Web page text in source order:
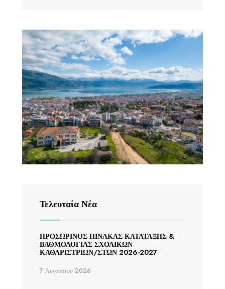
Τελευταία Νέα
ΠΡΟΣΩΡΙΝΟΣ ΠΙΝΑΚΑΣ ΚΑΤΑΤΑΞΗΣ &
ΒΑΘΜΟΛΟΓΙΑΣ ΣΧΟΛΙΚΩΝ
ΚΑΘΑΡΙΣΤΡΙΩΝ/ΣΤΩΝ 2026-2027
7 Αυγούστου 2026